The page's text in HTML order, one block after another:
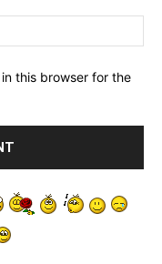
this browser for the